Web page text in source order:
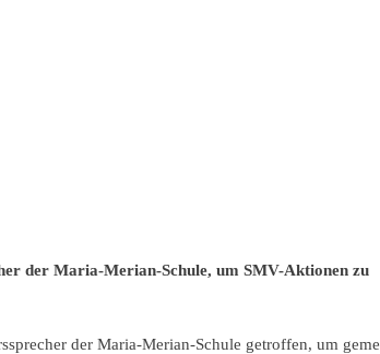
der Maria-Merian-Schule, um SMV-Aktio­nen zu
der Maria-Merian-Schule getrof­fen, um